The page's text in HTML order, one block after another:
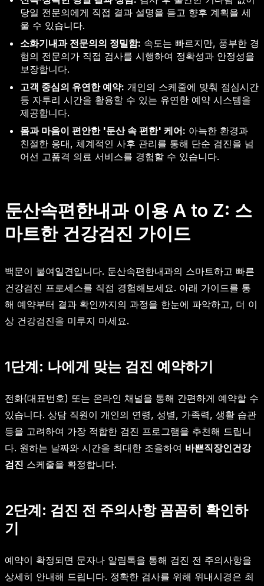
당일 전문의에게 직접 결과 설명을 듣고 향후 계획을 세
울 수 있습니다.
소화기내과 전문의의 정밀함: 속도는 빠르지만, 풍부한 경
험의 전문의가 직접 검사를 시행하여 정확성과 안정성을
보장합니다.
고객 중심의 유연한 예약: 개인의 스케줄에 맞춰 점심시간
등 자투리 시간을 활용할 수 있는 유연한 예약 시스템을
제공합니다.
몸과 마음이 편안한 '둔산 속 편한' 케어: 아늑한 환경과
친절한 응대, 체계적인 사후 관리를 통해 단순 검진을 넘
어선 고품격 의료 서비스를 경험할 수 있습니다.
둔산속편한내과 이용 A to Z: 스
마트한 건강검진 가이드
백문이 불여일견입니다. 둔산속편한내과의 스마트하고 빠른
건강검진 프로세스를 직접 경험해보세요. 아래 가이드를 통
해 예약부터 결과 확인까지의 과정을 한눈에 파악하고, 더 이
상 건강검진을 미루지 마세요.
1단계: 나에게 맞는 검진 예약하기
전화(대표번호) 또는 온라인 채널을 통해 간편하게 예약할 수
있습니다. 상담 직원이 개인의 연령, 성별, 가족력, 생활 습관
등을 고려하여 가장 적합한 검진 프로그램을 추천해 드립니
다. 원하는 날짜와 시간을 최대한 조율하여 바쁜직장인건강
검진 스케줄을 확정합니다.
2단계: 검진 전 주의사항 꼼꼼히 확인하
기
예약이 확정되면 문자나 알림톡을 통해 검진 전 주의사항을
상세히 안내해 드립니다. 정확한 검사를 위해 위내시경은 최